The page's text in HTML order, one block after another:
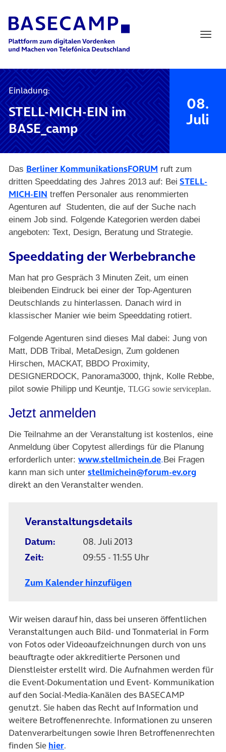
Main Navigation
Einladung:
STELL-MICH-EIN im
BASE_camp
08.
Juli
Das Berliner KommunikationsFORUM (öffnet in neuem
ruft zum
dritten Speeddating des Jahres 2013 auf: Bei STELL-
MICH-EIN (öffnet in neuem Tab)
treffen Personaler aus renommierten
Agenturen auf Studenten, die auf der Suche nach
einem Job sind. Folgende Kategorien werden dabei
angeboten: Text, Design, Beratung und Strategie.
Speeddating der Werbebranche
Man hat pro Gespräch 3 Minuten Zeit, um einen
bleibenden Eindruck bei einer der Top-Agenturen
Deutschlands zu hinterlassen. Danach wird in
klassischer Manier wie beim Speeddating rotiert.
Folgende Agenturen sind dieses Mal dabei: Jung von
Matt, DDB Tribal, MetaDesign, Zum goldenen
Hirschen, MACKAT, BBDO Proximity,
DESIGNERDOCK, Panorama3000, thjnk, Kolle Rebbe,
pilot sowie Philipp und Keuntje, TLGG sowie serviceplan.
Jetzt anmelden
Die Teilnahme an der Veranstaltung ist kostenlos, eine
Anmeldung über Copytest allerdings für die Planung
erforderlich unter: www.stellmichein.de.Bei Fragen
kann man sich unter stellmichein@forum-ev.org
direkt an den Veranstalter wenden.
Veranstaltungsdetails
Datum:
08. Juli 2013
Zeit:
09:55 - 11:55 Uhr
Zum Kalender hinzufügen
Wir weisen darauf hin, dass bei unseren öffentlichen
Veranstaltungen auch Bild- und Tonmaterial in Form
von Fotos oder Videoaufzeichnungen durch von uns
beauftragte oder akkreditierte Personen und
Dienstleister erstellt wird. Die Aufnahmen werden für
die Event-Dokumentation und Event- Kommunikation
auf den Social-Media-Kanälen des BASECAMP
genutzt. Sie haben das Recht auf Information und
weitere Betroffenenrechte. Informationen zu unseren
Datenverarbeitungen sowie Ihren Betroffenenrechten
finden Sie hier.